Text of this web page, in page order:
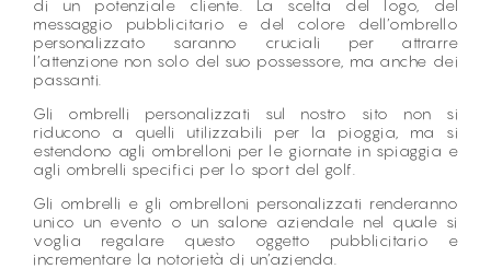
di un potenziale cliente. La scelta del logo, del
messaggio pubblicitario e del colore dell’ombrello
personalizzato saranno cruciali per attrarre
l’attenzione non solo del suo possessore, ma anche dei
passanti.
Gli ombrelli personalizzati sul nostro sito non si
riducono a quelli utilizzabili per la pioggia, ma si
estendono agli ombrelloni per le giornate in spiaggia e
agli ombrelli specifici per lo sport del golf.
Gli ombrelli e gli ombrelloni personalizzati renderanno
unico un evento o un salone aziendale nel quale si
voglia regalare questo oggetto pubblicitario e
incrementare la notorietà di un’azienda.